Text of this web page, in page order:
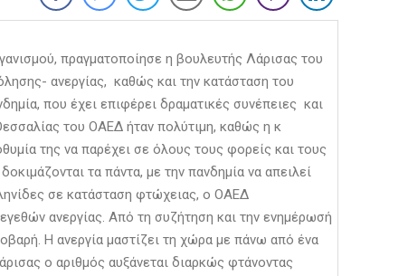
πραγματοποίησε η βουλευτής Λάρισας του
ανεργίας, καθώς και την κατάσταση του
που έχει επιφέρει δραματικές συνέπειες και
του ΟΑΕΔ ήταν πολύτιμη, καθώς η κ
της να παρέχει σε όλους τους φορείς και τους
τα πάντα, με την πανδημία να απειλεί
σε κατάσταση φτώχειας, ο ΟΑΕΔ
ανεργίας. Από τη συζήτηση και την ενημέρωσή
Η ανεργία μαστίζει τη χώρα με πάνω από ένα
ο αριθμός αυξάνεται διαρκώς φτάνοντας